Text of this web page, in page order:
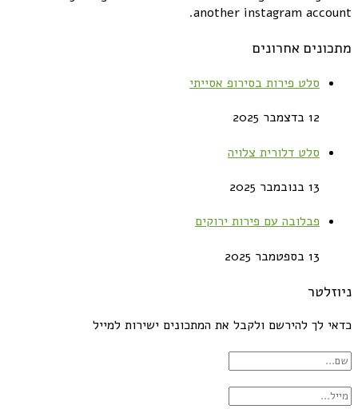
another instagram account.
מתכונים אחרונים
סלט פירות בסירופ אסייתי
12 בדצמבר 2025
סלט דלורית צלויה
13 בנובמבר 2025
פבלובה עם פירות ירוקים
13 בספטמבר 2025
ניוזלטר
כדאי לך להירשם ולקבל את המתכונים ישירות למייל